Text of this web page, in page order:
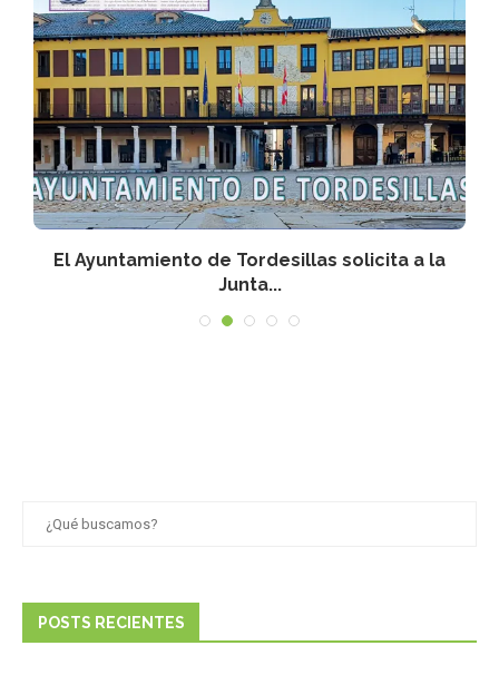
El Ayuntamiento de Tordesillas solicita a la
Junta...
POSTS RECIENTES